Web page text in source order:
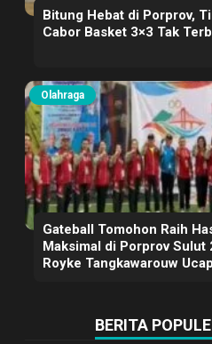
Bitung Hebat di Porprov,
Cabor Basket 3×3 Tak
Olahraga
Gateball Tomohon Raih
Maksimal di Porprov Sulut
Royke Tangkawarouw
BERITA